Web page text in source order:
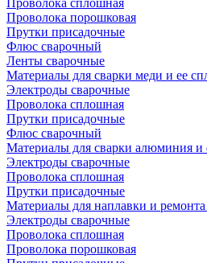
Проволока сплошная
Проволока порошковая
Прутки присадочные
Флюс сварочный
Ленты сварочные
Материалы для сварки меди и ее
Электроды сварочные
Проволока сплошная
Прутки присадочные
Флюс сварочный
Материалы для сварки алюминия и
Электроды сварочные
Проволока сплошная
Прутки присадочные
Материалы для наплавки и ремонта
Электроды сварочные
Проволока сплошная
Проволока порошковая